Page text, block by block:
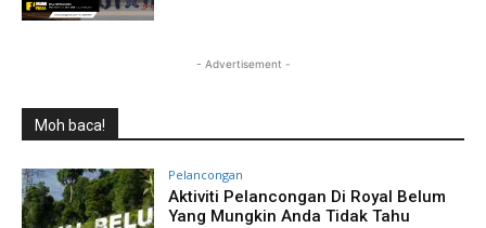
- Advertisement -
Moh baca!
Pelancongan
Aktiviti Pelancongan Di Royal Belum
Yang Mungkin Anda Tidak Tahu